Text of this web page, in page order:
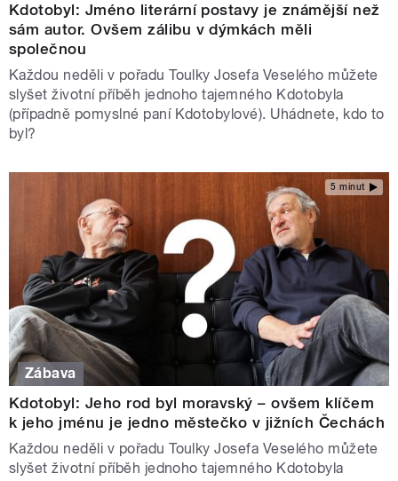
Kdotobyl: Jméno literární postavy je známější než
sám autor. Ovšem zálibu v dýmkách měli
společnou
Každou neděli v pořadu Toulky Josefa Veselého můžete
slyšet životní příběh jednoho tajemného Kdotobyla
(případně pomyslné paní Kdotobylové). Uhádnete, kdo to
byl?
5 minut
Zábava
Kdotobyl: Jeho rod byl moravský – ovšem klíčem
k jeho jménu je jedno městečko v jižních Čechách
Každou neděli v pořadu Toulky Josefa Veselého můžete
slyšet životní příběh jednoho tajemného Kdotobyla